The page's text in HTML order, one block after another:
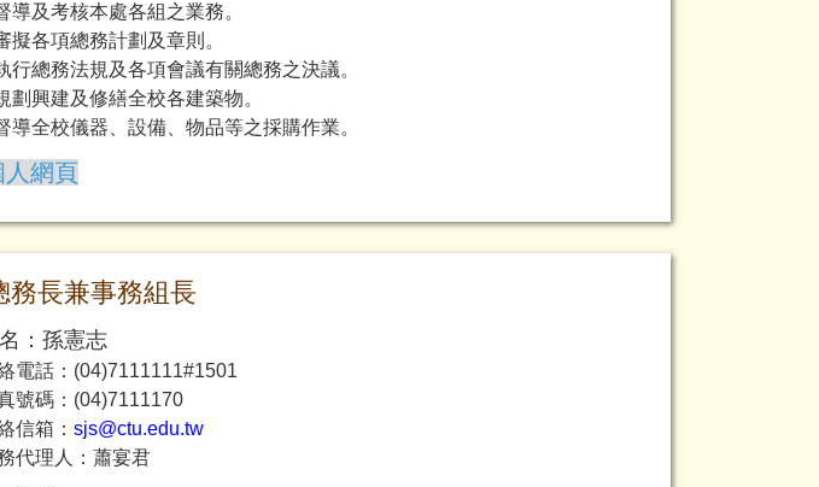
導及考核本處各組之業務。
擬各項總務計劃及章則。
行總務法規及各項會議有關總務之決議。
劃興建及修繕全校各建築物。
導全校儀器、設備、物品等之採購作業。
網頁
務長兼事務組長
：孫憲志
電話：(04)7111111#1501
號碼：(04)7111170
信箱： sjs@ctu.edu.tw
代理人：蕭宴君